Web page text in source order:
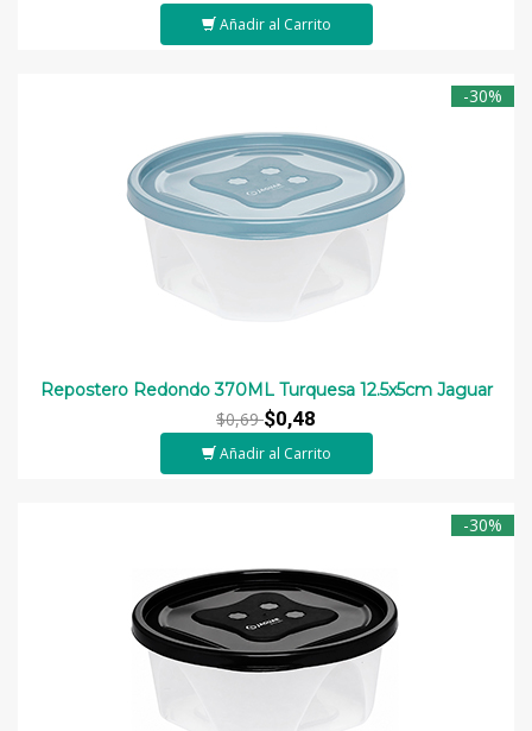
Añadir al Carrito
-30%
Repostero Redondo 370ML Turquesa 12.5x5cm Jaguar
$0,69$0,48
Añadir al Carrito
-30%